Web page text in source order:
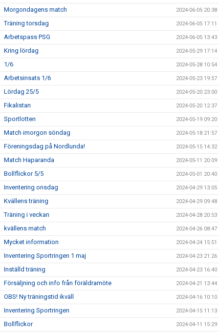
Morgondagens match 2024-06-05 20:38
Träning torsdag 2024-06-05 17:11
Arbetspass PSG 2024-06-05 13:43
Kring lördag 2024-05-29 17:14
1/6 2024-05-28 10:54
Arbetsinsats 1/6 2024-05-23 19:57
Lördag 25/5 2024-05-20 23:00
Fikalistan 2024-05-20 12:37
Sportlotten 2024-05-19 09:20
Match imorgon söndag 2024-05-18 21:57
Föreningsdag på Nordlunda! 2024-05-15 14:32
Match Haparanda 2024-05-11 20:09
Bollflickor 5/5 2024-05-01 20:40
Inventering onsdag 2024-04-29 13:05
Kvällens träning 2024-04-29 09:48
Träning i veckan 2024-04-28 20:53
kvällens match 2024-04-26 08:47
Mycket information 2024-04-24 15:51
Inventering Sportringen 1 maj 2024-04-23 21:26
Inställd träning 2024-04-23 16:40
Försäljning och info från föräldramöte 2024-04-21 13:44
OBS! Ny träningstid ikväll 2024-04-16 10:10
Inventering Sportringen 2024-04-15 11:13
Bollflickor 2024-04-11 15:29